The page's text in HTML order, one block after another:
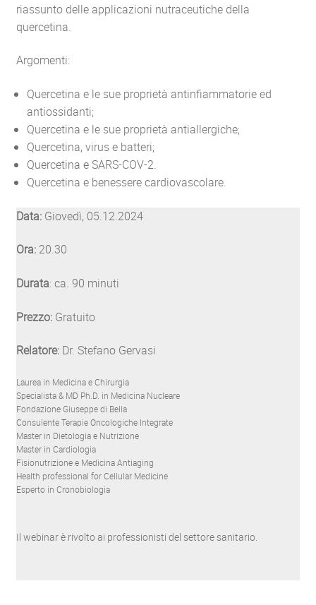
riassunto delle applicazioni nutraceutiche della
quercetina.
Argomenti:
Quercetina e le sue proprietà antinfiammatorie ed
antiossidanti;
Quercetina e le sue proprietà antiallergiche;
Quercetina, virus e batteri;
Quercetina e SARS-COV-2.
Quercetina e benessere cardiovascolare.
Data:Giovedì, 05.12.2024
Ora:20.30
Durata: ca. 90 minuti
Prezzo:Gratuito
Relatore:Dr. Stefano Gervasi
Laurea in Medicina e Chirurgia
Specialista & MD Ph.D. in Medicina Nucleare
Fondazione Giuseppe di Bella
Consulente Terapie Oncologiche Integrate
Master in Dietologia e Nutrizione
Master in Cardiologia
Fisionutrizione e Medicina Antiaging
Health professional for Cellular Medicine
Esperto in Cronobiologia
Il webinar è rivolto ai professionisti del settore sanitario.